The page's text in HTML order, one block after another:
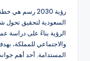
رؤية 2030 رسم
السعودية لتحقيق تحول
الرؤية بناءً على دراسة
والاجتماعي للمملكة،
المستدامة. أحد أهم